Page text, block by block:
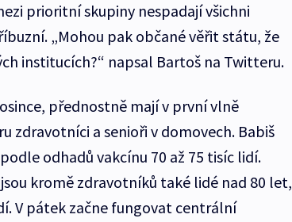
prioritní skupiny nespadají všichni
„Mohou pak občané věřit státu, že
institucích?“ napsal Bartoš na Twitteru.
přednostně mají v první vlně
zdravotníci a senioři v domovech. Babiš
odhadů vakcínu 70 až 75 tisíc lidí.
kromě zdravotníků také lidé nad 80 let,
V pátek začne fungovat centrální